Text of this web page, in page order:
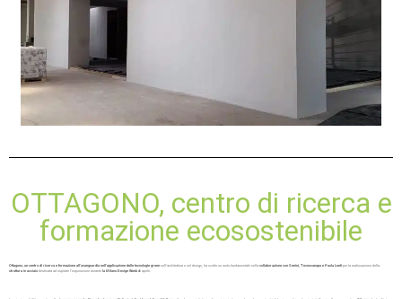
OTTAGONO, centro di ricerca e
formazione ecosostenibile
Ottagono, un centro di ricerca e formazione all’avanguardia nell’applicazione delle tecnologie green nell’architettura e nel design, ha svolto un ruolo fondamentale nella collaborazione con Senini, Tecnocanapa e Paola Lenti per la realizzazione della
struttura in acciaio destinata ad ospitare l’esposizione durante la Milano Design Week di aprile.